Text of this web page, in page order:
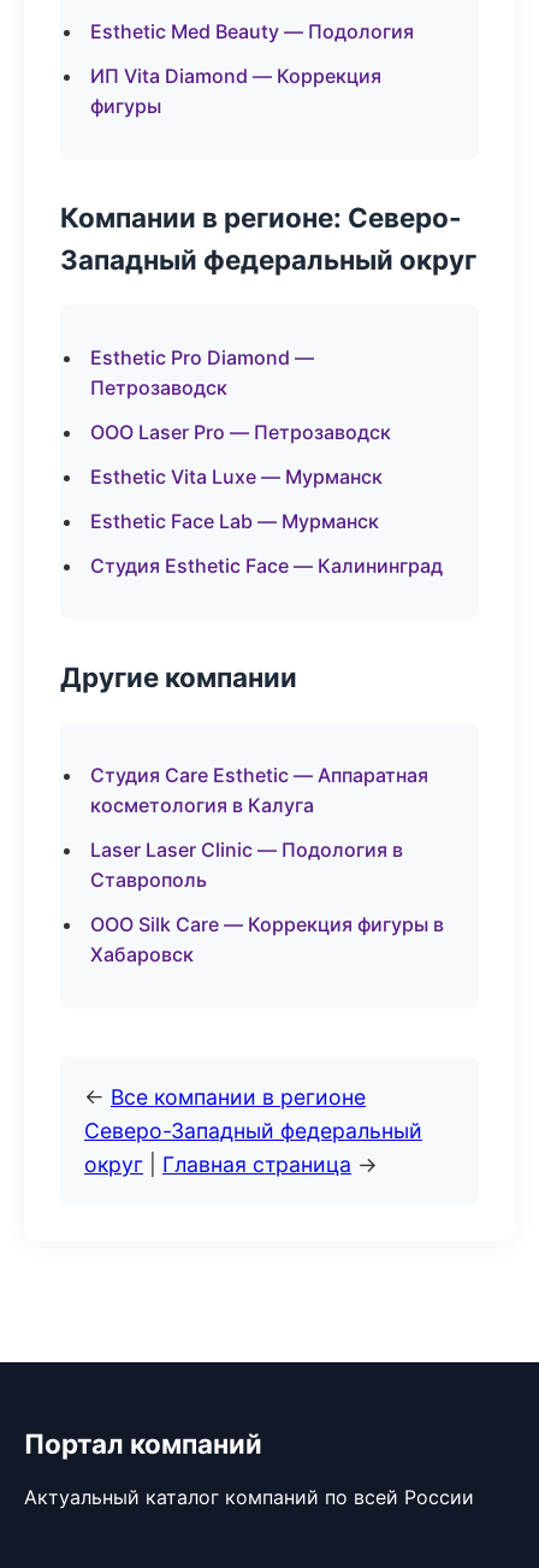
Esthetic Med Beauty — Подология
ИП Vita Diamond — Коррекция
фигуры
Компании в регионе: Северо-
Западный федеральный округ
Esthetic Pro Diamond —
Петрозаводск
ООО Laser Pro — Петрозаводск
Esthetic Vita Luxe — Мурманск
Esthetic Face Lab — Мурманск
Студия Esthetic Face — Калининград
Другие компании
Студия Care Esthetic — Аппаратная
косметология в Калуга
Laser Laser Clinic — Подология в
Ставрополь
ООО Silk Care — Коррекция фигуры в
Хабаровск
← Все компании в регионе
Северо-Западный федеральный
округ
Главная страница →
Портал компаний
Актуальный каталог компаний по всей России